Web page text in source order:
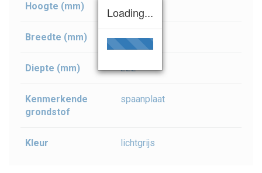
Hoogte (mm)
Breedte (mm) 448
Diepte (mm) 222
Kenmerkende
grondstof
spaanplaat
Kleur lichtgrijs
Loading...